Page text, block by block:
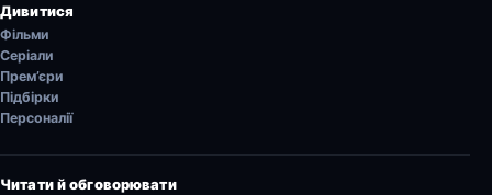
Дивитися
Фільми
Серіали
Прем’єри
Підбірки
Персоналії
Читати й обговорювати